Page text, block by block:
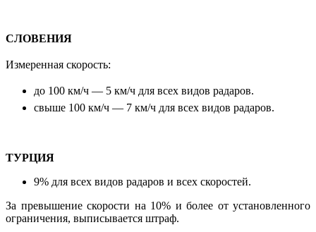
СЛОВЕНИЯ
Измеренная скорость:
до 100 км/ч — 5 км/ч для всех видов радаров.
свыше 100 км/ч — 7 км/ч для всех видов радаров.
ТУРЦИЯ
9% для всех видов радаров и всех скоростей.
За превышение скорости на 10% и более от установленного
ограничения, выписывается штраф.